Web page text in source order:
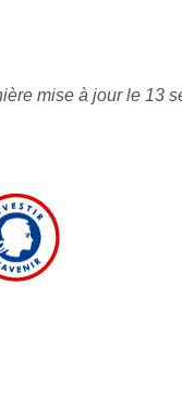
mise à jour le 13